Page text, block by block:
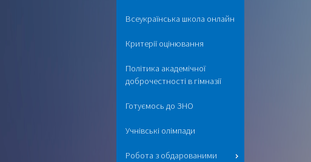
Всеукраїнська школа онлайн
Критерії оцінювання
Політика академічної
доброчестності в гімназії
Готуємось до ЗНО
Учнівські олімпади
Робота з обдарованими